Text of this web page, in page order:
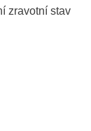
zravotní stav